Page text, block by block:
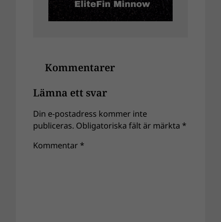
Kommentarer
Lämna ett svar
Din e-postadress kommer inte
publiceras. Obligatoriska fält är märkta *
Kommentar *